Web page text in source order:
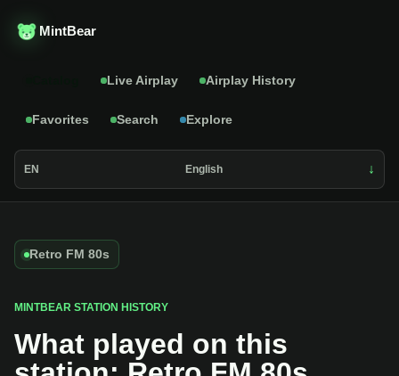
MintBear
Live Airplay Airplay History
Favorites Search Explore
EN English
Retro FM 80s
MINTBEAR STATION HISTORY
What played on this